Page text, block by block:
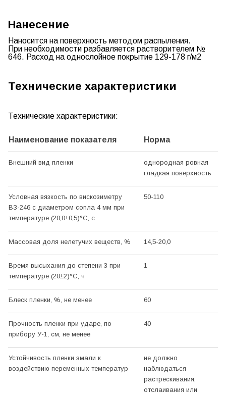
Нанесение
Наносится на поверхность методом распыления.
При необходимости разбавляется растворителем №
646. Расход на однослойное покрытие 129-178 г/м2
Технические характеристики
Технические характеристики:
Наименование показателя Норма
Внешний вид пленки
однородная ровная
гладкая поверхность
Условная вязкость по вискозиметру
ВЗ-246 с диаметром сопла 4 мм при
температуре (20,0±0,5)°С, с
50-110
Массовая доля нелетучих веществ, % 14,5-20,0
Время высыхания до степени 3 при
температуре (20±2)°С, ч
1
Блеск пленки, %, не менее 60
Прочность пленки при ударе, по
прибору У-1, см, не менее
40
Устойчивость пленки эмали к
воздействию переменных температур
не должно
наблюдаться
растрескивания,
отслаивания или